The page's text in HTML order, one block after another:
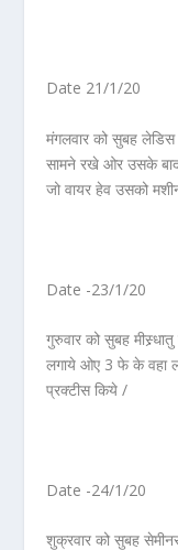
Date 21/1/20
मंगलवार को सुबह
सामने रखे ओर उसके
जो वायर हेव उसको
Date -23/1/20
गुरुवार को सुबह
लगाये ओए 3 फे के वहा
प्रक्टीस किये /
Date -24/1/20
शुक्रवार को सुबह